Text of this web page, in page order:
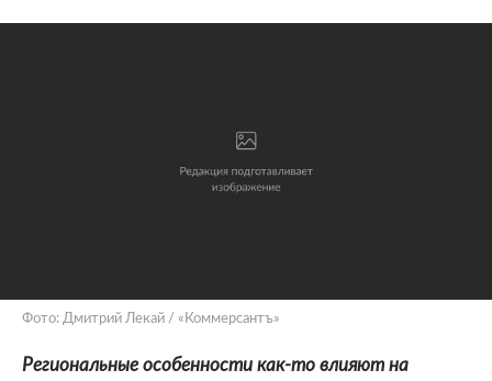
Фото: Дмитрий Лекай / «Коммерсантъ»
Региональные особенности как-то влияют на